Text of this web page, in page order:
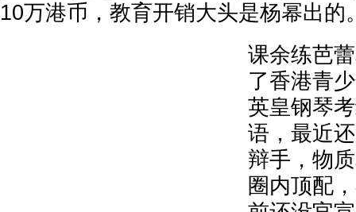
10万港币，教育开销大头是杨幂出的
课余练芭
了香港青
英皇钢琴
语，最近
辩手，物
圈内顶配